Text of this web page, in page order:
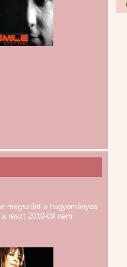
megszűnt a hagyományos
részt 2010-től nem